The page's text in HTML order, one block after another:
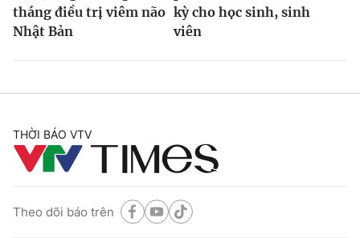
tháng điều trị viêm não
Nhật Bản
kỳ cho học sinh, sinh
viên
THỜI BÁO VTV
Theo dõi báo trên